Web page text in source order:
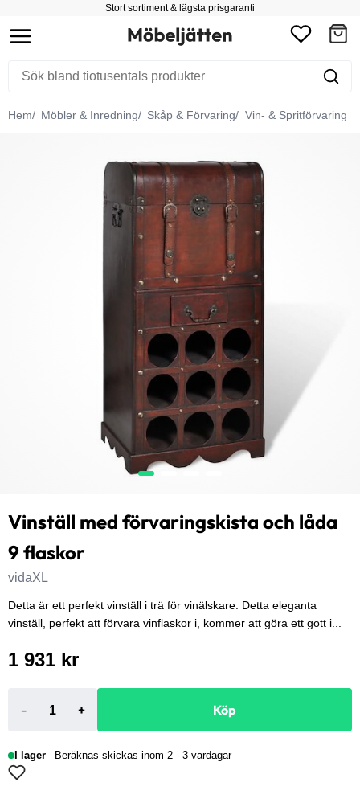
Stort sortiment & lägsta prisgaranti
Hem Möbler & Inredning Skåp & Förvaring Vin- & Spritförvaring
Vinställ med förvaringskista och låda
9 flaskor
vidaXL
Detta är ett perfekt vinställ i trä för vinälskare. Detta eleganta
vinställ, perfekt att förvara vinflaskor i, kommer att göra ett gott i...
1 931 kr
- + Köp
I lager Beräknas skickas inom 2 - 3 vardagar